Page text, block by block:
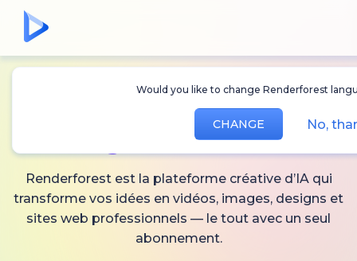
Would you like to change Renderforest
CHANGE No,
Créez desvidéos,
et audio IA
Renderforest est la plateforme créative d’IA qui
transforme vos idées en vidéos, images, designs et
sites web professionnels — le tout avec un seul
abonnement.